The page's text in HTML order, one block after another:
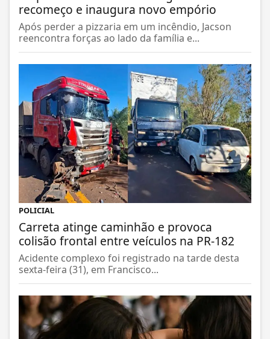
recomeço e inaugura novo empório
Após perder a pizzaria em um incêndio, Jacson
reencontra forças ao lado da família e...
POLICIAL
Carreta atinge caminhão e provoca
colisão frontal entre veículos na PR-182
Acidente complexo foi registrado na tarde desta
sexta-feira (31), em Francisco...